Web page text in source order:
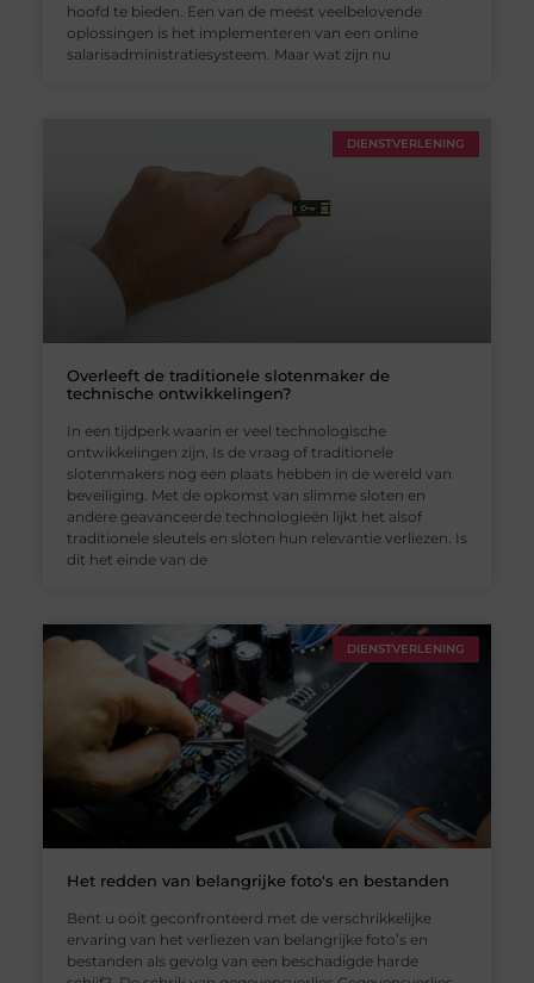
hoofd te bieden. Een van de meest veelbelovende
oplossingen is het implementeren van een online
salarisadministratiesysteem. Maar wat zijn nu
DIENSTVERLENING
Overleeft de traditionele slotenmaker de
technische ontwikkelingen?
In een tijdperk waarin er veel technologische
ontwikkelingen zijn, Is de vraag of traditionele
slotenmakers nog een plaats hebben in de wereld van
beveiliging. Met de opkomst van slimme sloten en
andere geavanceerde technologieën lijkt het alsof
traditionele sleutels en sloten hun relevantie verliezen. Is
dit het einde van de
DIENSTVERLENING
Het redden van belangrijke foto's en bestanden
Bent u ooit geconfronteerd met de verschrikkelijke
ervaring van het verliezen van belangrijke foto’s en
bestanden als gevolg van een beschadigde harde